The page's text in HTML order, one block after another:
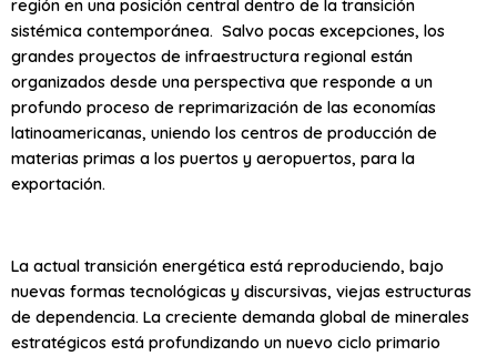
región en una posición central dentro de la transición
sistémica contemporánea. Salvo pocas excepciones, los
grandes proyectos de infraestructura regional están
organizados desde una perspectiva que responde a un
profundo proceso de reprimarización de las economías
latinoamericanas, uniendo los centros de producción de
materias primas a los puertos y aeropuertos, para la
exportación.
La actual transición energética está reproduciendo, bajo
nuevas formas tecnológicas y discursivas, viejas estructuras
de dependencia. La creciente demanda global de minerales
estratégicos está profundizando un nuevo ciclo primario